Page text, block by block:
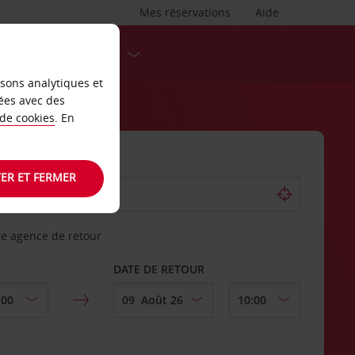
Aide
Mes réservations
agence de retour
DATE DE RETOUR
analytiques et
avec des
cookies. En
ET FERMER